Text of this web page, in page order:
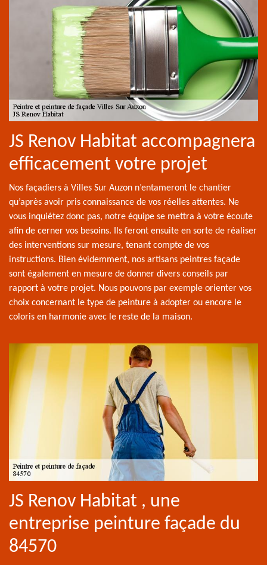
JS Renov Habitat accompagnera
efficacement votre projet
Nos façadiers à Villes Sur Auzon n’entameront le chantier
qu’après avoir pris connaissance de vos réelles attentes. Ne
vous inquiétez donc pas, notre équipe se mettra à votre écoute
afin de cerner vos besoins. Ils feront ensuite en sorte de réaliser
des interventions sur mesure, tenant compte de vos
instructions. Bien évidemment, nos artisans peintres façade
sont également en mesure de donner divers conseils par
rapport à votre projet. Nous pouvons par exemple orienter vos
choix concernant le type de peinture à adopter ou encore le
coloris en harmonie avec le reste de la maison.
JS Renov Habitat , une
entreprise peinture façade du
84570